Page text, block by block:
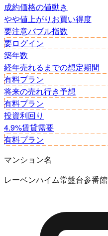
成約価格の値動き
やや値上がり お買い得度
要注意バブル指数
要ログイン
築年数
経年売れるまでの想定期間
有料プラン
将来の売れ行き予想
有料プラン
投資利回り
4.9%賃貸需要
有料プラン
マンション名
レーベンハイム常盤台参番館